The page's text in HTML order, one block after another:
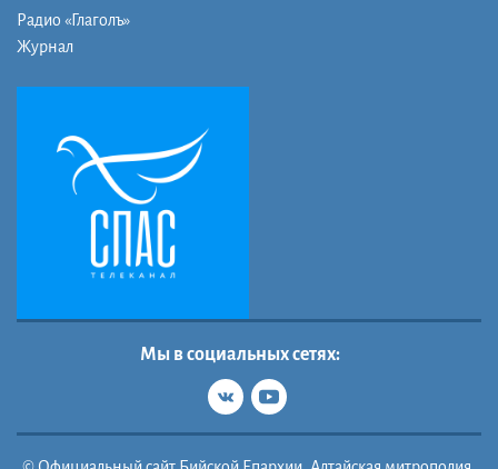
Радио «Глаголъ»
Журнал
Мы в социальных сетях: